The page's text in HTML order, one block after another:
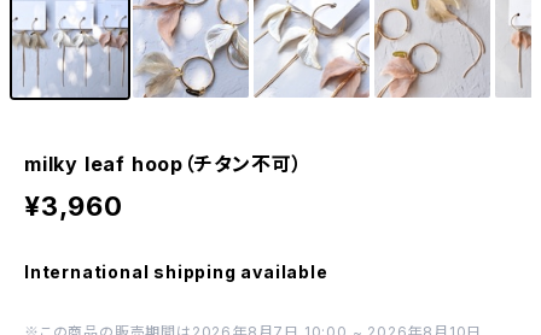
milky leaf hoop（チタン不可）
¥3,960
International shipping available